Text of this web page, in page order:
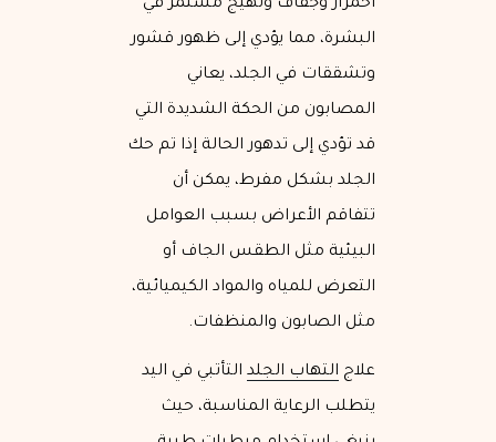
احمرار وجفاف وتهيج مستمر في
البشرة، مما يؤدي إلى ظهور قشور
وتشققات في الجلد، يعاني
المصابون من الحكة الشديدة التي
قد تؤدي إلى تدهور الحالة إذا تم حك
الجلد بشكل مفرط، يمكن أن
تتفاقم الأعراض بسبب العوامل
البيئية مثل الطقس الجاف أو
التعرض للمياه والمواد الكيميائية،
مثل الصابون والمنظفات.
علاج التهاب الجلد التأتبي في اليد
يتطلب الرعاية المناسبة، حيث